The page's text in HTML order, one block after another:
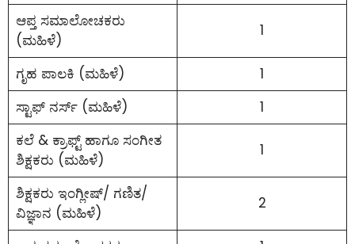
ಆಪ್ತ ಸಮಾಲೋಚಕರು
(ಮಹಿಳೆ)
1
ಗೃಹ ಪಾಲಕಿ (ಮಹಿಳೆ)
1
ಸ್ಟಾಫ್ ನರ್ಸ್ (ಮಹಿಳೆ)
1
ಕಲೆ & ಕ್ರಾಫ್ಟ್ ಹಾಗೂ ಸಂಗೀತ
ಶಿಕ್ಷಕರು (ಮಹಿಳೆ)
1
ಶಿಕ್ಷಕರು ಇಂಗ್ಲೀಷ್/ ಗಣಿತ/
ವಿಜ್ಞಾನ (ಮಹಿಳೆ)
2